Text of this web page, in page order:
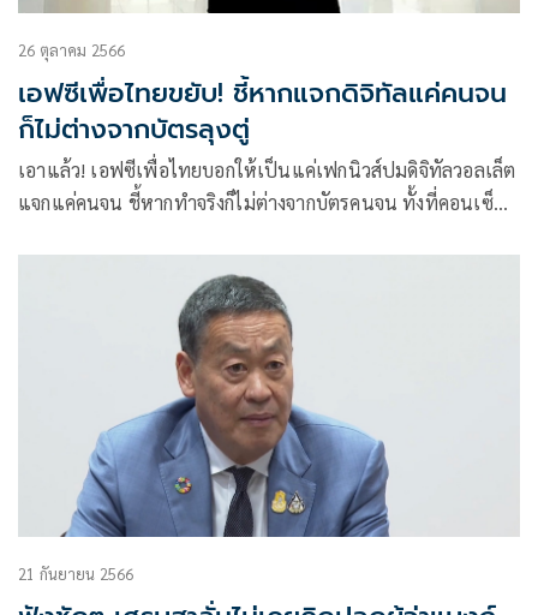
26 ตุลาคม 2566
เอฟซีเพื่อไทยขยับ! ชี้หากแจกดิจิทัลแค่คนจน
ก็ไม่ต่างจากบัตรลุงตู่
เอาแล้ว! เอฟซีเพื่อไทยบอกให้เป็นแค่เฟกนิวส์ปมดิจิทัลวอลเล็ต
แจกแค่คนจน ชี้หากทำจริงก็ไม่ต่างจากบัตรคนจน ทั้งที่คอนเซ็ป
21 กันยายน 2566